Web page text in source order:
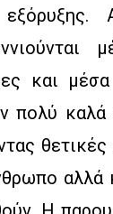
και
πολύ καλά
θετικές
αλλά